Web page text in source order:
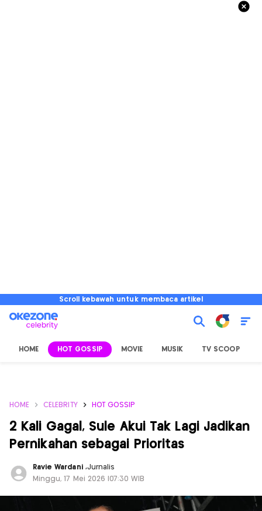
Scroll kebawah untuk membaca artikel
HOME HOT GOSSIP MOVIE MUSIK TV SCOOP
HOME CELEBRITY HOT GOSSIP
2 Kali Gagal, Sule Akui Tak Lagi Jadikan
Pernikahan sebagai Prioritas
Ravie Wardani ,Jurnalis
Minggu, 17 Mei 2026 |07:30 WIB